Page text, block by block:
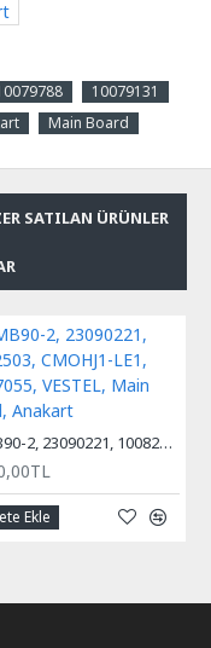
10079131
Main Board
SATILAN ÜRÜNLER
17MB90-2, 23090221, 10082503, CMOHJ1-LE1, 50PF7055, VESTEL, Main Board, Anakart
Ekle